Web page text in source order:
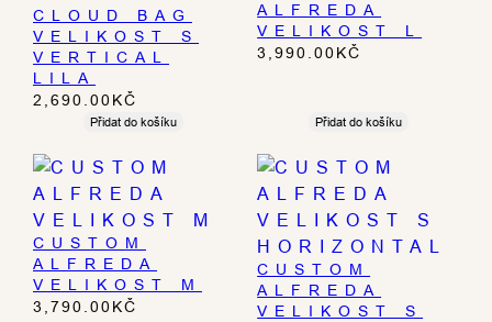
CLOUD BAG
VELIKOST S
VERTICAL
LILA
2,690.00 KČ
Přidat do košíku
ALFREDA
VELIKOST L
3,990.00 KČ
Přidat do košíku
CUSTOM
ALFREDA
VELIKOST M
3,790.00 KČ
CUSTOM
ALFREDA
VELIKOST S